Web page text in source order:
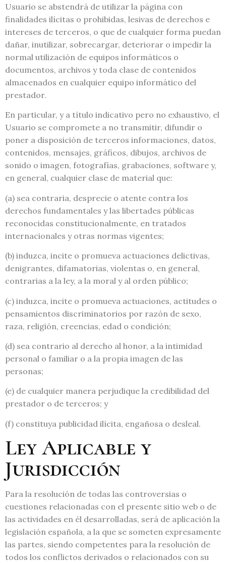
Usuario se abstendrá de utilizar la página con
finalidades ilícitas o prohibidas, lesivas de derechos e
intereses de terceros, o que de cualquier forma puedan
dañar, inutilizar, sobrecargar, deteriorar o impedir la
normal utilización de equipos informáticos o
documentos, archivos y toda clase de contenidos
almacenados en cualquier equipo informático del
prestador.
En particular, y a título indicativo pero no exhaustivo, el
Usuario se compromete a no transmitir, difundir o
poner a disposición de terceros informaciones, datos,
contenidos, mensajes, gráficos, dibujos, archivos de
sonido o imagen, fotografías, grabaciones, software y,
en general, cualquier clase de material que:
(a) sea contraria, desprecie o atente contra los
derechos fundamentales y las libertades públicas
reconocidas constitucionalmente, en tratados
internacionales y otras normas vigentes;
(b) induzca, incite o promueva actuaciones delictivas,
denigrantes, difamatorias, violentas o, en general,
contrarias a la ley, a la moral y al orden público;
(c) induzca, incite o promueva actuaciones, actitudes o
pensamientos discriminatorios por razón de sexo,
raza, religión, creencias, edad o condición;
(d) sea contrario al derecho al honor, a la intimidad
personal o familiar o a la propia imagen de las
personas;
(e) de cualquier manera perjudique la credibilidad del
prestador o de terceros; y
(f) constituya publicidad ilícita, engañosa o desleal.
Ley Aplicable y
Jurisdicción
Para la resolución de todas las controversias o
cuestiones relacionadas con el presente sitio web o de
las actividades en él desarrolladas, será de aplicación la
legislación española, a la que se someten expresamente
las partes, siendo competentes para la resolución de
todos los conflictos derivados o relacionados con su